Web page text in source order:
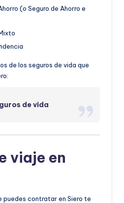
(o Seguro de Ahorro e
de los seguros de vida que
de vida
viaje en
puedes contratar en Siero te